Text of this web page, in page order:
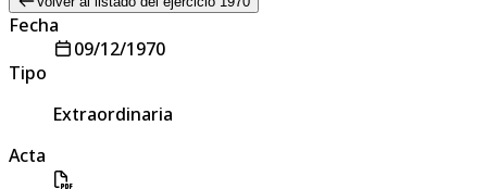
Fecha
09/12/1970
Tipo
Extraordinaria
Acta